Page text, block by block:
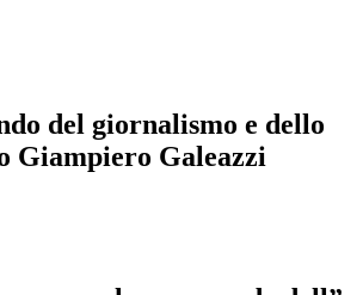
del giornalismo e dello
Giampiero Galeazzi